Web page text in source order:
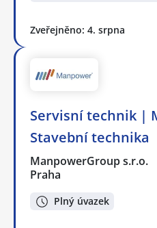
Zveřejněno: 4. srpna
Servisní technik |
Stavební technika
ManpowerGroup s.r.o.
Praha
Plný úvazek